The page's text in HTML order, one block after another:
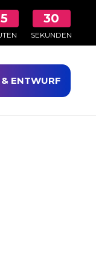
29
SEKUNDEN
ENTWURF